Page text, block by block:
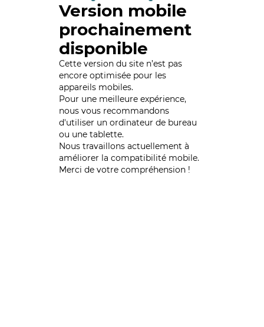
Version mobile
prochainement
disponible
Cette version du site n’est pas
encore optimisée pour les
appareils mobiles.
Pour une meilleure expérience,
nous vous recommandons
d'utiliser un ordinateur de bureau
ou une tablette.
Nous travaillons actuellement à
améliorer la compatibilité mobile.
Merci de votre compréhension !